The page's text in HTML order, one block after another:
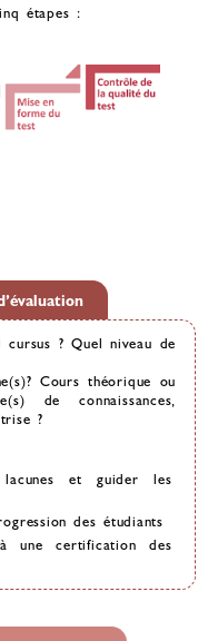
étapes :
cursus ? Quel niveau de
Cours théorique ou
de connaissances,
?
et guider les
des étudiants
une certification des